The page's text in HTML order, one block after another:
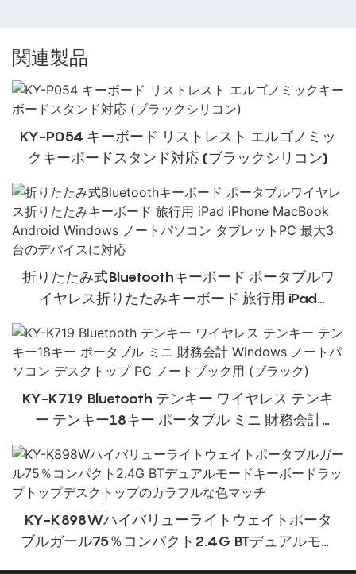
関連製品
KY-P054 キーボード リストレスト エルゴノミッ
クキーボードスタンド対応 (ブラックシリコン)
折りたたみ式Bluetoothキーボード ポータブルワ
イヤレス折りたたみキーボード 旅行用 iPad
iPhone MacBook Android Windows ノートパソ
コン タブレットPC 最大3台のデバイスに対応
KY-K719 Bluetooth テンキー ワイヤレス テンキ
ー テンキー18キー ポータブル ミニ 財務会計
トブック用 (ブラック)
KY-K898Wハイバリューライトウェイトポータ
ブルガール75％コンパクト2.4G BTデュアルモー